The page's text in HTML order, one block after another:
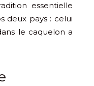
essentielle
deux pays : celui
le caquelon a